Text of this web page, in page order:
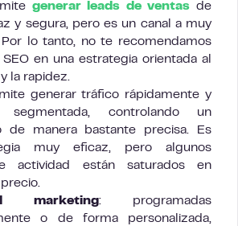
generar leads de ventas de
y segura, pero es un canal a muy
Por lo tanto, no te recomendamos
en una estrategia orientada al
la rapidez.
generar tráfico rápidamente y
controlando un
de manera bastante precisa. Es
muy eficaz, pero algunos
actividad están saturados en
marketing: programadas
o de forma personalizada,